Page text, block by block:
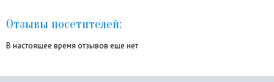
Отзывы посетителей:
В настоящее время отзывов еще нет